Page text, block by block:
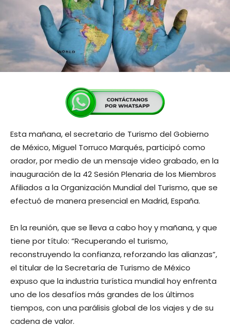
Esta mañana, el secretario de Turismo del Gobierno
de México, Miguel Torruco Marqués, participó como
orador, por medio de un mensaje video grabado, en la
inauguración de la 42 Sesión Plenaria de los Miembros
Afiliados a la Organización Mundial del Turismo, que se
efectuó de manera presencial en Madrid, España.
En la reunión, que se lleva a cabo hoy y mañana, y que
tiene por título: “Recuperando el turismo,
reconstruyendo la confianza, reforzando las alianzas”,
el titular de la Secretaría de Turismo de México
expuso que la industria turística mundial hoy enfrenta
uno de los desafíos más grandes de los últimos
tiempos, con una parálisis global de los viajes y de su
cadena de valor.